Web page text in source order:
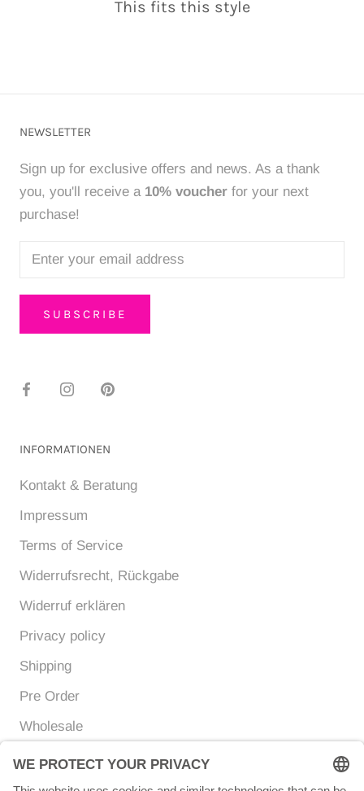
This fits this style
NEWSLETTER
Sign up for exclusive offers and news. As a thank
you, you'll receive a 10% voucher for your next
purchase!
SUBSCRIBE
INFORMATIONEN
Kontakt & Beratung
Impressum
Terms of Service
Widerrufsrecht, Rückgabe
Widerruf erklären
Privacy policy
Shipping
Pre Order
Wholesale